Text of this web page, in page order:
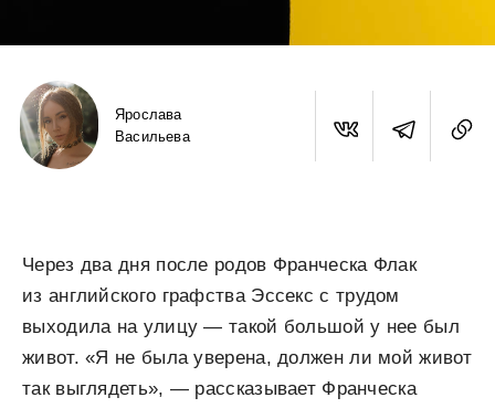
Ярослава
Васильева
Через два дня после родов Франческа Флак
из английского графства Эссекс с трудом
выходила на улицу — такой большой у нее был
живот. «Я не была уверена, должен ли мой живот
так выглядеть», — рассказывает Франческа